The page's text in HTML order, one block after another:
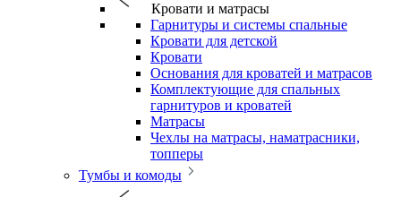
Кровати и матрасы
Гарнитуры и системы спальные
Кровати для детской
Кровати
Основания для кроватей и матрасов
Комплектующие для спальных
гарнитуров и кроватей
Матрасы
Чехлы на матрасы, наматрасники,
топперы
Тумбы и комоды